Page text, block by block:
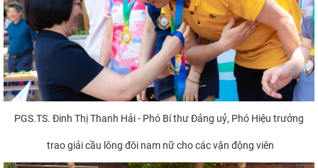
PGS.TS. Đinh Thị Thanh Hải - Phó Bí thư Đảng uỷ, Phó Hiệu trưởng
trao giải cầu lông đôi nam nữ cho các vận động viên